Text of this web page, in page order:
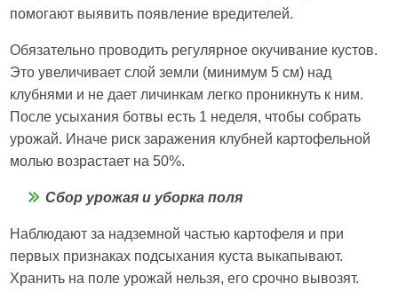
помогают выявить появление вредителей.
Обязательно проводить регулярное окучивание кустов.
Это увеличивает слой земли (минимум 5 см) над
клубнями и не дает личинкам легко проникнуть к ним.
После усыхания ботвы есть 1 неделя, чтобы собрать
урожай. Иначе риск заражения клубней картофельной
молью возрастает на 50%.
Сбор урожая и уборка поля
Наблюдают за надземной частью картофеля и при
первых признаках подсыхания куста выкапывают.
Хранить на поле урожай нельзя, его срочно вывозят.